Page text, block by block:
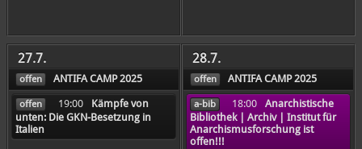
27.7.
offen ANTIFA CAMP 2025
offen 19:00
Kämpfe von
unten: Die GKN-Besetzung in
Italien
28.7.
offen ANTIFA CAMP 2025
a-bib 18:00
Anarchistische
Bibliothek | Archiv | Institut für
Anarchismusforschung ist
offen!!!